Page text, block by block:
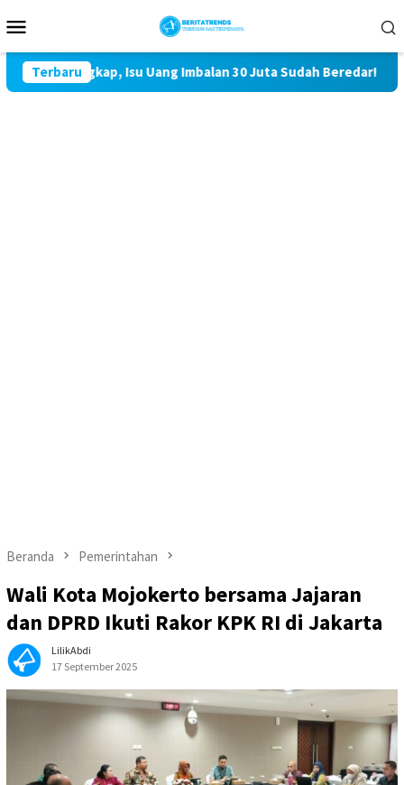
ke
Mobile
TerbaruIsu Uang Imbalan 30 Juta Sudah Beredar!
Beranda Pemerintahan
Wali Kota Mojokerto bersama Jajaran
dan DPRD Ikuti Rakor KPK RI di Jakarta
LilikAbdi
17 September 2025